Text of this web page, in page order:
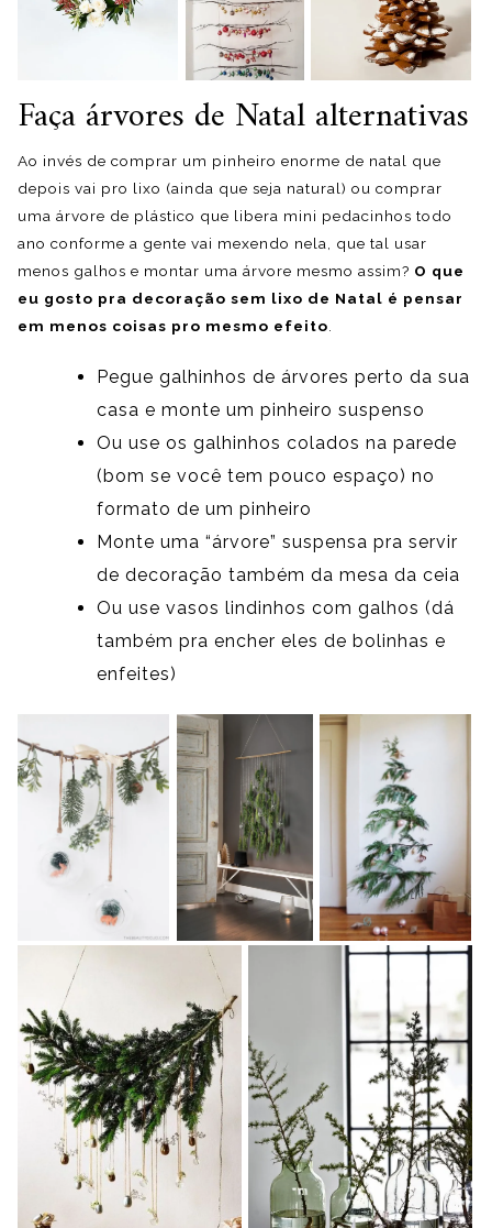
Faça árvores de Natal alternativas
Ao invés de comprar um pinheiro enorme de natal que
depois vai pro lixo (ainda que seja natural) ou comprar
uma árvore de plástico que libera mini pedacinhos todo
ano conforme a gente vai mexendo nela, que tal usar
menos galhos e montar uma árvore mesmo assim? O que
eu gosto pra decoração sem lixo de Natal é pensar
em menos coisas pro mesmo efeito
Pegue galhinhos de árvores perto da sua
casa e monte um pinheiro suspenso
Ou use os galhinhos colados na parede
(bom se você tem pouco espaço) no
formato de um pinheiro
Monte uma “árvore” suspensa pra servir
de decoração também da mesa da ceia
Ou use vasos lindinhos com galhos (dá
também pra encher eles de bolinhas e
enfeites)